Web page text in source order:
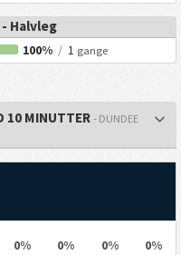
Halvleg
100% / 1 gange
10 MINUTTER - DUNDEE
0% 0% 0% 0%